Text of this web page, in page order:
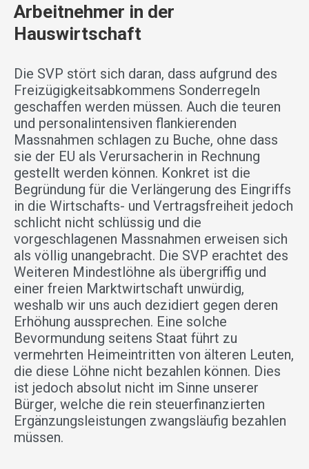
Arbeitnehmer in der
Hauswirtschaft
Die SVP stört sich daran, dass aufgrund des
Freizügigkeitsabkommens Sonderregeln
geschaffen werden müssen. Auch die teuren
und personalintensiven flankierenden
Massnahmen schlagen zu Buche, ohne dass
sie der EU als Verursacherin in Rechnung
gestellt werden können. Konkret ist die
Begründung für die Verlängerung des Eingriffs
in die Wirtschafts- und Vertragsfreiheit jedoch
schlicht nicht schlüssig und die
vorgeschlagenen Massnahmen erweisen sich
als völlig unangebracht. Die SVP erachtet des
Weiteren Mindestlöhne als übergriffig und
einer freien Marktwirtschaft unwürdig,
weshalb wir uns auch dezidiert gegen deren
Erhöhung aussprechen. Eine solche
Bevormundung seitens Staat führt zu
vermehrten Heimeintritten von älteren Leuten,
die diese Löhne nicht bezahlen können. Dies
ist jedoch absolut nicht im Sinne unserer
Bürger, welche die rein steuerfinanzierten
Ergänzungsleistungen zwangsläufig bezahlen
müssen.